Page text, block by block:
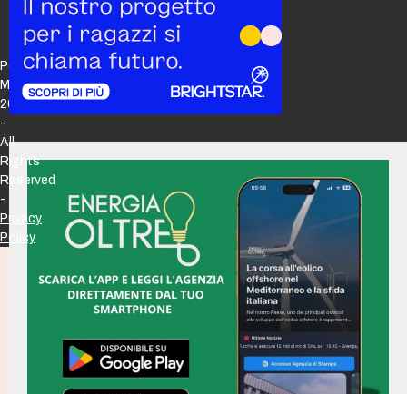
Policy
Maker
2026
-
All
Rights
Reserved
-
Privacy
Policy